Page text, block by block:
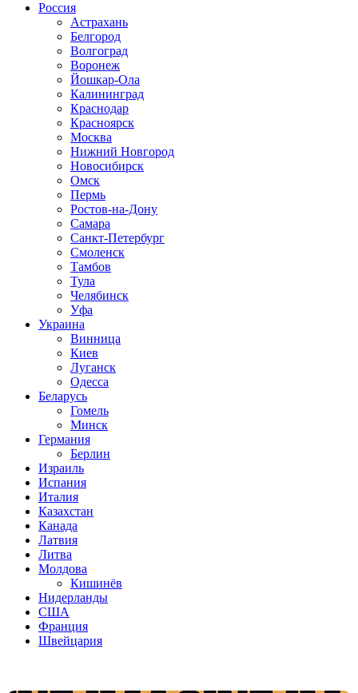
Россия
Астрахань
Белгород
Волгоград
Воронеж
Йошкар-Ола
Калининград
Краснодар
Красноярск
Москва
Нижний Новгород
Новосибирск
Омск
Пермь
Ростов-на-Дону
Самара
Санкт-Петербург
Смоленск
Тамбов
Тула
Челябинск
Уфа
Украина
Винница
Киев
Луганск
Одесса
Беларусь
Гомель
Минск
Германия
Берлин
Израиль
Испания
Италия
Казахстан
Канада
Латвия
Литва
Молдова
Кишинёв
Нидерланды
США
Франция
Швейцария